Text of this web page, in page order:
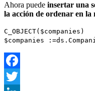
Ahora puede insertar una
la acción de ordenar en la
C_OBJECT( $companies )
$companies :=ds .
Facebook